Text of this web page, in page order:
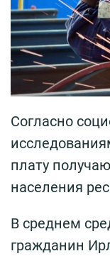
Согласно
плату
населения
В среднем
гражданин